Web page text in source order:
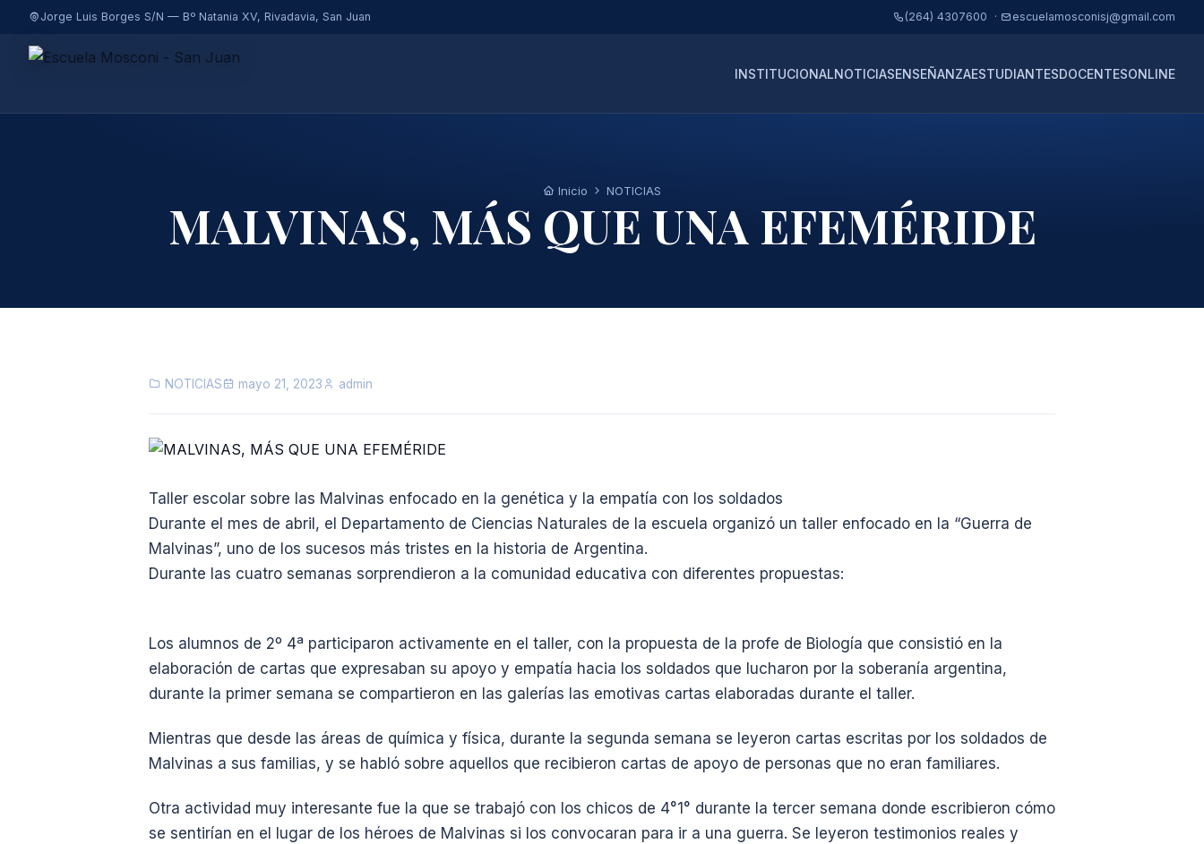
Jorge Luis Borges S/N — Bº Natania XV, Rivadavia, San Juan (264) 4307600 · escuelamosconisj@gmail.com
INSTITUCIONALNOTICIASENSEÑANZAESTUDIANTESDOCENTESONLINE
Inicio NOTICIAS
MALVINAS, MÁS QUE UNA EFEMÉRIDE
NOTICIAS mayo 21, 2023 admin
Taller escolar sobre las Malvinas enfocado en la genética y la empatía con los soldados
Durante el mes de abril, el Departamento de Ciencias Naturales de la escuela organizó un taller enfocado en la “Guerra de
Malvinas”, uno de los sucesos más tristes en la historia de Argentina.
Durante las cuatro semanas sorprendieron a la comunidad educativa con diferentes propuestas:
Los alumnos de 2º 4ª participaron activamente en el taller, con la propuesta de la profe de Biología que consistió en la
elaboración de cartas que expresaban su apoyo y empatía hacia los soldados que lucharon por la soberanía argentina,
durante la primer semana se compartieron en las galerías las emotivas cartas elaboradas durante el taller.
Mientras que desde las áreas de química y física, durante la segunda semana se leyeron cartas escritas por los soldados de
Malvinas a sus familias, y se habló sobre aquellos que recibieron cartas de apoyo de personas que no eran familiares.
Otra actividad muy interesante fue la que se trabajó con los chicos de 4°1° durante la tercer semana donde escribieron cómo
se sentirían en el lugar de los héroes de Malvinas si los convocaran para ir a una guerra. Se leyeron testimonios reales y